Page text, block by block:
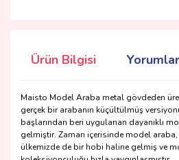
Ürün Bilgisi Yorumlar
Maisto Model Araba metal gövdeden
gerçek bir arabanın küçültülmüş
başlarından beri uygulanan dayanıklı
gelmiştir. Zaman içerisinde model
ülkemizde de bir hobi haline gelmiş ve